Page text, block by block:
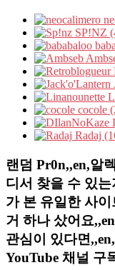
SP!NZ
cocole
Radaj
랜덤 Pr0n,,en,알
디서 찾을 수 있
가 본 유일한 사이
거 하나 샀어요
관심이 있다면
YouTube 채널 구